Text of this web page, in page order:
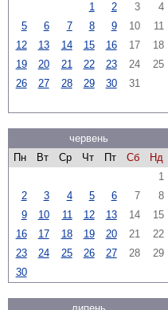
1
2 3
4
5
6 7 8 9 10
11
12
13 14 15 16 17
18
19
20 21 22 23 24
25
26
27 28 29 30 31
червень
Пн
Вт Ср Чт Пт Сб
Нд
1
2
3 4 5 6 7
8
9
10 11 12 13 14
15
16
17 18 19 20 21
22
23
24 25 26 27 28
29
30